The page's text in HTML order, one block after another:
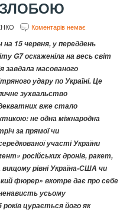
ЗЛОБОЮ
Коментарів немає
на 15 червня, у переддень
G7 оскаженіла на весь світ
завдала масованого
удару по Україні. Це
зухвальство
вже стало
не одна міжнародна
за прямої чи
участі України
російських дронів, ракет,
рівні Україна-США чи
фюрер» вкотре дає про себе
усьому
років цурається його як